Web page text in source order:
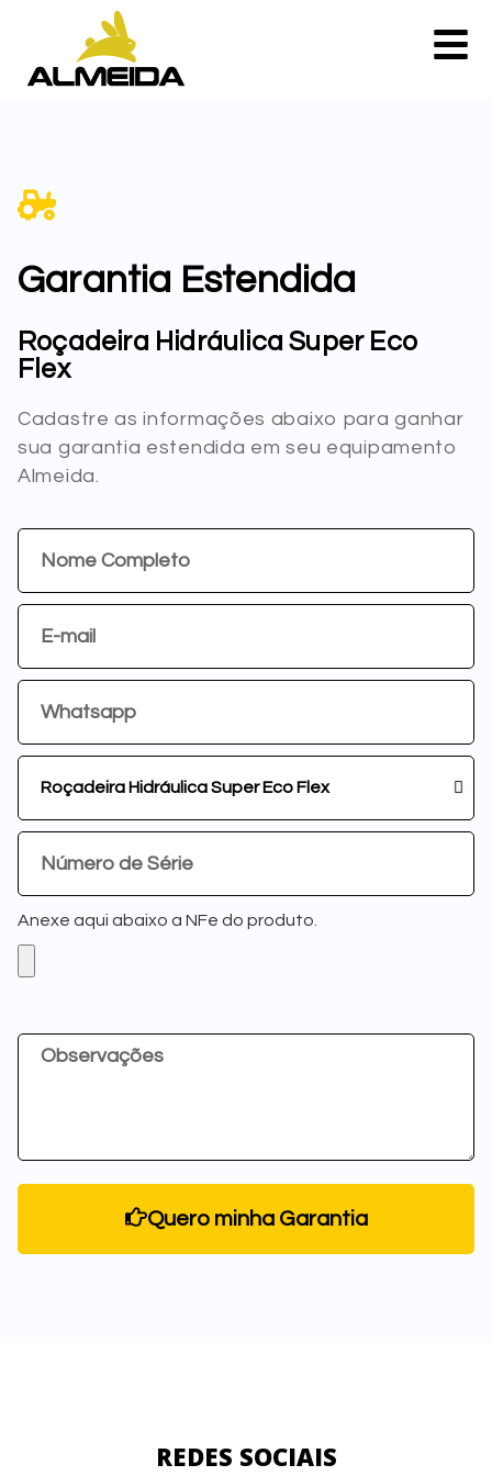
Garantia Estendida
Roçadeira Hidráulica Super Eco
Flex
Cadastre as informações abaixo para ganhar
sua garantia estendida em seu equipamento
Almeida.
Anexe aqui abaixo a NFe do produto.
Quero minha Garantia
REDES SOCIAIS